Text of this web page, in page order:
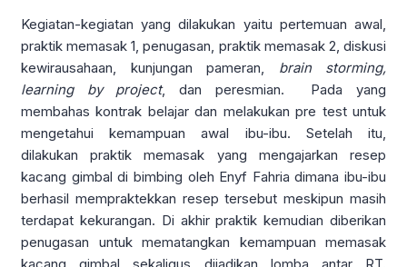
Kegiatan-kegiatan yang dilakukan yaitu pertemuan awal,
praktik memasak 1, penugasan, praktik memasak 2, diskusi
kewirausahaan, kunjungan pameran, brain storming,
learning by project, dan peresmian. Pada yang
membahas kontrak belajar dan melakukan pre test untuk
mengetahui kemampuan awal ibu-ibu. Setelah itu,
dilakukan praktik memasak yang mengajarkan resep
kacang gimbal di bimbing oleh Enyf Fahria dimana ibu-ibu
berhasil mempraktekkan resep tersebut meskipun masih
terdapat kekurangan. Di akhir praktik kemudian diberikan
penugasan untuk mematangkan kemampuan memasak